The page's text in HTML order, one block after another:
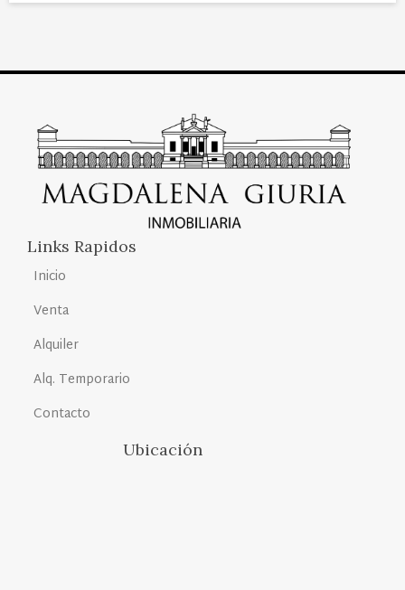
Links Rapidos
Inicio
Venta
Alquiler
Alq. Temporario
Contacto
Ubicación